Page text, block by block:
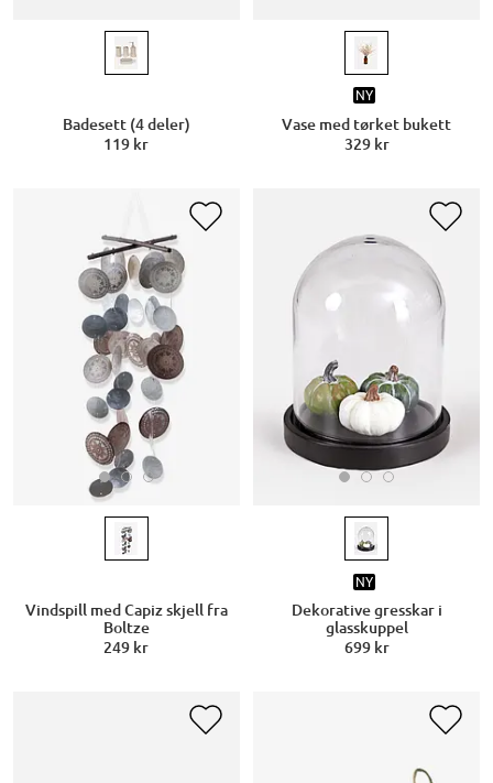
Badesett (4 deler)
119 kr
NY
Vase med tørket bukett
329 kr
Vindspill med Capiz skjell fra
Boltze
249 kr
NY
Dekorative gresskar i
glasskuppel
699 kr